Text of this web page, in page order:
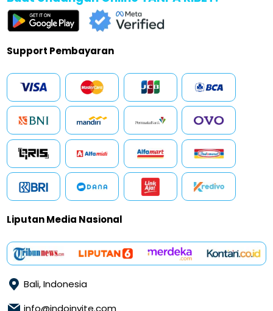
Support Pembayaran
Liputan Media Nasional
Bali, Indonesia
info@indoinvite.com